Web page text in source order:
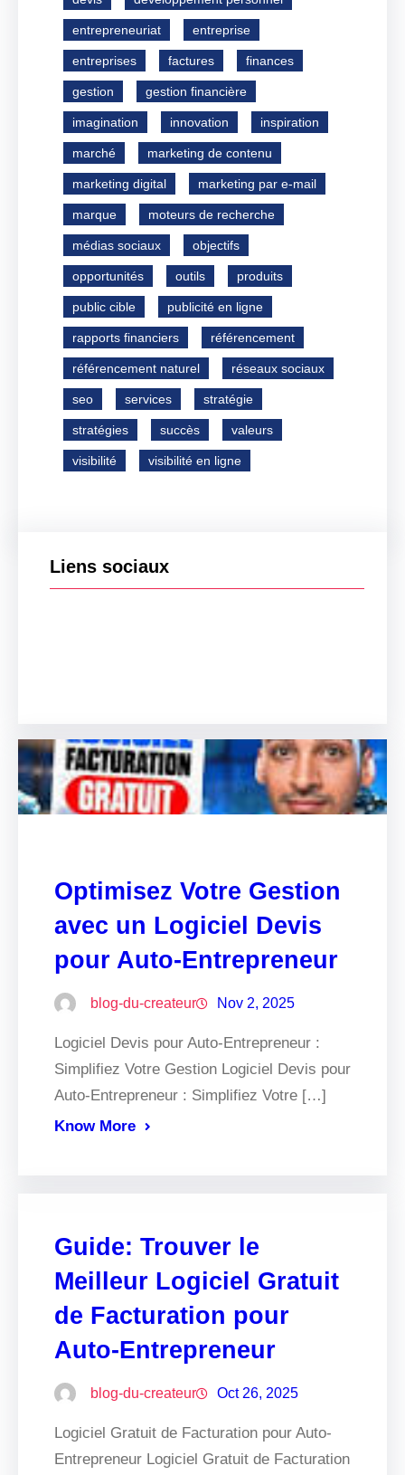
entrepreneuriat entreprise
entreprises factures finances
gestion gestion financière
imagination innovation inspiration
marché marketing de contenu
marketing digital marketing par e-mail
marque moteurs de recherche
médias sociaux objectifs
opportunités outils produits
public cible publicité en ligne
rapports financiers référencement
référencement naturel réseaux sociaux
seo services stratégie
stratégies succès valeurs
visibilité visibilité en ligne
Liens sociaux
Optimisez Votre Gestion
avec un Logiciel Devis
pour Auto-Entrepreneur
blog-du-createur Nov 2, 2025
Logiciel Devis pour Auto-Entrepreneur :
Simplifiez Votre Gestion Logiciel Devis pour
Auto-Entrepreneur : Simplifiez Votre […]
Know More
Guide: Trouver le
Meilleur Logiciel Gratuit
de Facturation pour
Auto-Entrepreneur
blog-du-createur Oct 26, 2025
Logiciel Gratuit de Facturation pour Auto-
Entrepreneur Logiciel Gratuit de Facturation